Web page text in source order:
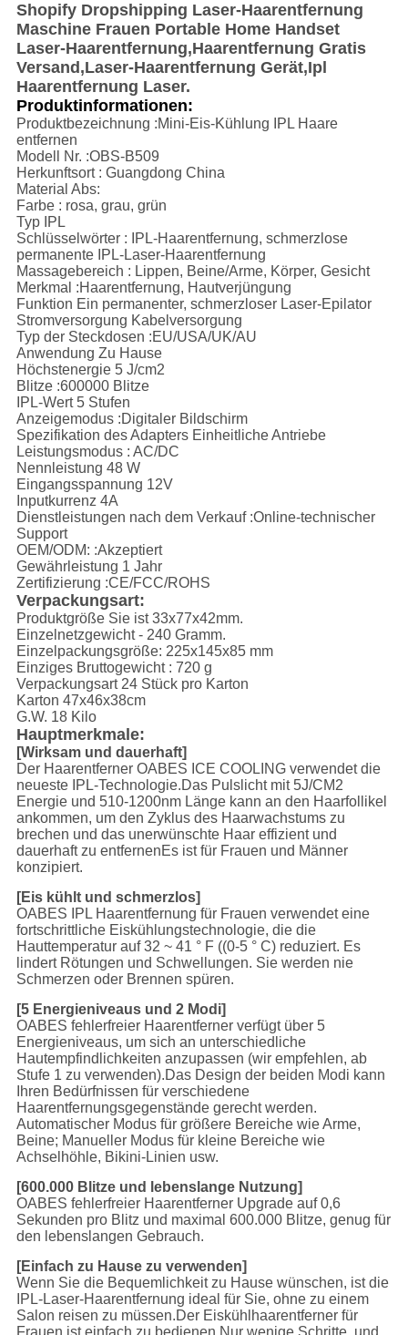
Shopify Dropshipping Laser-Haarentfernung
Maschine Frauen Portable Home Handset
Laser-Haarentfernung,Haarentfernung Gratis
Versand,Laser-Haarentfernung Gerät,Ipl
Haarentfernung Laser.
Produktinformationen:
Produktbezeichnung :Mini-Eis-Kühlung IPL Haare
entfernen
Modell Nr. :OBS-B509
Herkunftsort : Guangdong China
Material Abs:
Farbe : rosa, grau, grün
Typ IPL
Schlüsselwörter : IPL-Haarentfernung, schmerzlose
permanente IPL-Laser-Haarentfernung
Massagebereich : Lippen, Beine/Arme, Körper, Gesicht
Merkmal :Haarentfernung, Hautverjüngung
Funktion Ein permanenter, schmerzloser Laser-Epilator
Stromversorgung Kabelversorgung
Typ der Steckdosen :EU/USA/UK/AU
Anwendung Zu Hause
Höchstenergie 5 J/cm2
Blitze :600000 Blitze
IPL-Wert 5 Stufen
Anzeigemodus :Digitaler Bildschirm
Spezifikation des Adapters Einheitliche Antriebe
Leistungsmodus : AC/DC
Nennleistung 48 W
Eingangsspannung 12V
Inputkurrenz 4A
Dienstleistungen nach dem Verkauf :Online-technischer
Support
OEM/ODM: :Akzeptiert
Gewährleistung 1 Jahr
Zertifizierung :CE/FCC/ROHS
Verpackungsart:
Produktgröße Sie ist 33x77x42mm.
Einzelnetzgewicht - 240 Gramm.
Einzelpackungsgröße: 225x145x85 mm
Einziges Bruttogewicht : 720 g
Verpackungsart 24 Stück pro Karton
Karton 47x46x38cm
G.W. 18 Kilo
Hauptmerkmale:
[Wirksam und dauerhaft]
Der Haarentferner OABES ICE COOLING verwendet die
neueste IPL-Technologie.Das Pulslicht mit 5J/CM2
Energie und 510-1200nm Länge kann an den Haarfollikel
ankommen, um den Zyklus des Haarwachstums zu
brechen und das unerwünschte Haar effizient und
dauerhaft zu entfernenEs ist für Frauen und Männer
konzipiert.
[Eis kühlt und schmerzlos]
OABES IPL Haarentfernung für Frauen verwendet eine
fortschrittliche Eiskühlungstechnologie, die die
Hauttemperatur auf 32 ~ 41 ° F ((0-5 ° C) reduziert. Es
lindert Rötungen und Schwellungen. Sie werden nie
Schmerzen oder Brennen spüren.
[5 Energieniveaus und 2 Modi]
OABES fehlerfreier Haarentferner verfügt über 5
Energieniveaus, um sich an unterschiedliche
Hautempfindlichkeiten anzupassen (wir empfehlen, ab
Stufe 1 zu verwenden).Das Design der beiden Modi kann
Ihren Bedürfnissen für verschiedene
Haarentfernungsgegenstände gerecht werden.
Automatischer Modus für größere Bereiche wie Arme,
Beine; Manueller Modus für kleine Bereiche wie
Achselhöhle, Bikini-Linien usw.
[600.000 Blitze und lebenslange Nutzung]
OABES fehlerfreier Haarentferner Upgrade auf 0,6
Sekunden pro Blitz und maximal 600.000 Blitze, genug für
den lebenslangen Gebrauch.
[Einfach zu Hause zu verwenden]
Wenn Sie die Bequemlichkeit zu Hause wünschen, ist die
IPL-Laser-Haarentfernung ideal für Sie, ohne zu einem
Salon reisen zu müssen.Der Eiskühlhaarentferner für